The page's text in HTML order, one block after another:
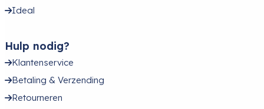
Ideal
Hulp nodig?
Klantenservice
Betaling & Verzending
Retourneren